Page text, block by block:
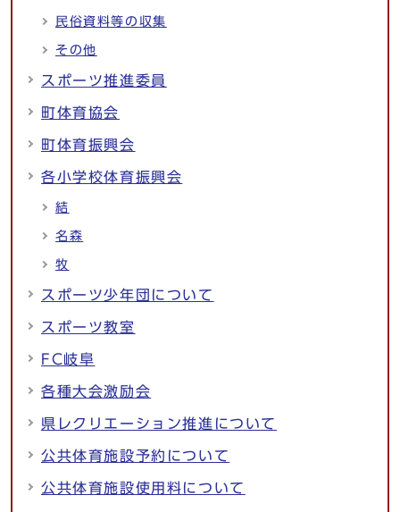
民俗資料等の収集
その他
スポーツ推進委員
町体育協会
町体育振興会
各小学校体育振興会
結
名森
牧
スポーツ少年団について
スポーツ教室
FC岐阜
各種大会激励会
県レクリエーション推進について
公共体育施設予約について
公共体育施設使用料について